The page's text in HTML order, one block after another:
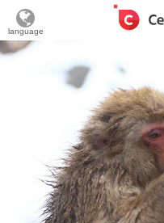
language